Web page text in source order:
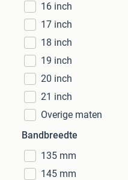
16 inch
17 inch
18 inch
19 inch
20 inch
21 inch
Overige maten
Bandbreedte
135 mm
145 mm